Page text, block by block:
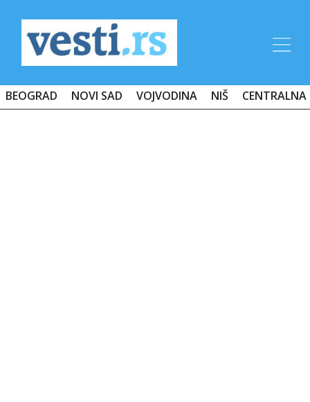
BEOGRAD NOVI SAD VOJVODINA NIŠ CENTRALNA